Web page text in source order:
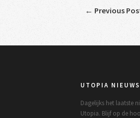
← Previous
UTOPIA
Dagelijks het laatste
Utopia. Blijf op de